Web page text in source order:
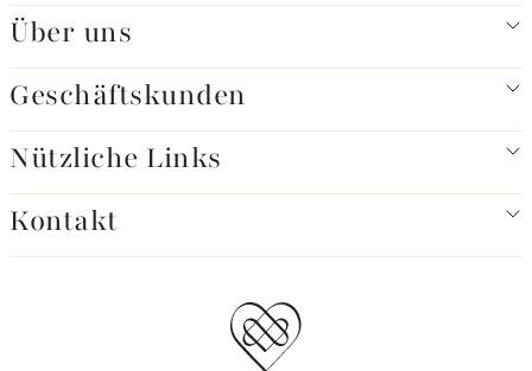
Über uns
Geschäftskunden
Nützliche Links
Kontakt